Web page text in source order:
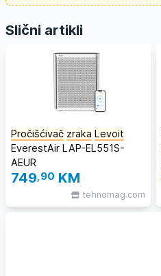
Slični artikli
Pročišćivač zraka Levoit
EverestAir LAP-EL551S-
AEUR
749,90 KM
tehnomag.com